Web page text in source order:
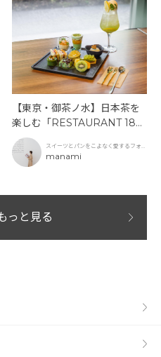
【東京・御茶ノ水】日本茶を
楽しむ「RESTAURANT 189
9 OCHANOMIZU」の抹茶ア
フタヌーンティーと新作クリ
ームソーダ
スイーツとパンをこよなく愛するフォト
グラファー
manami
っと見る